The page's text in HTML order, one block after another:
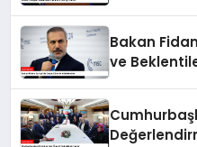
Bakan
ve